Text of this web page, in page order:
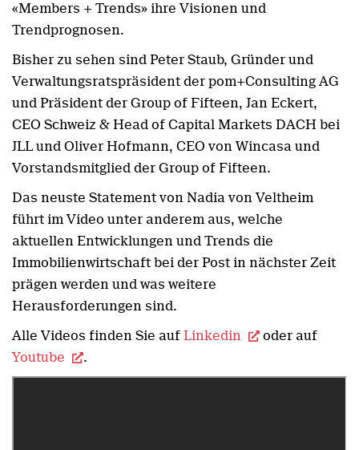
«Members + Trends» ihre Visionen und
Trendprognosen.
Bisher zu sehen sind Peter Staub, Gründer und
Verwaltungsratspräsident der pom+Consulting AG
und Präsident der Group of Fifteen, Jan Eckert,
CEO Schweiz & Head of Capital Markets DACH bei
JLL und Oliver Hofmann, CEO von Wincasa und
Vorstandsmitglied der Group of Fifteen.
Das neuste Statement von Nadia von Veltheim
führt im Video unter anderem aus, welche
aktuellen Entwicklungen und Trends die
Immobilienwirtschaft bei der Post in nächster Zeit
prägen werden und was weitere
Herausforderungen sind.
Alle Videos finden Sie auf Linkedin
oder auf
Youtube
.